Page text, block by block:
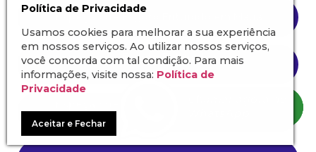
Inspeção de Esgoto Entupido no
Pacaembu
Inglesa
Política de Privacidade
Usamos cookies para melhorar a sua experiência
em nossos serviços. Ao utilizar nossos serviços,
você concorda com tal condição. Para mais
informações, visite nossa: Política de
Privacidade
Aceitar e Fechar